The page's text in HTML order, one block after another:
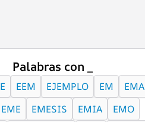
Palabras con _
E EEM EJEMPLO EM
EMA
EME EMESIS EMIA
EMO